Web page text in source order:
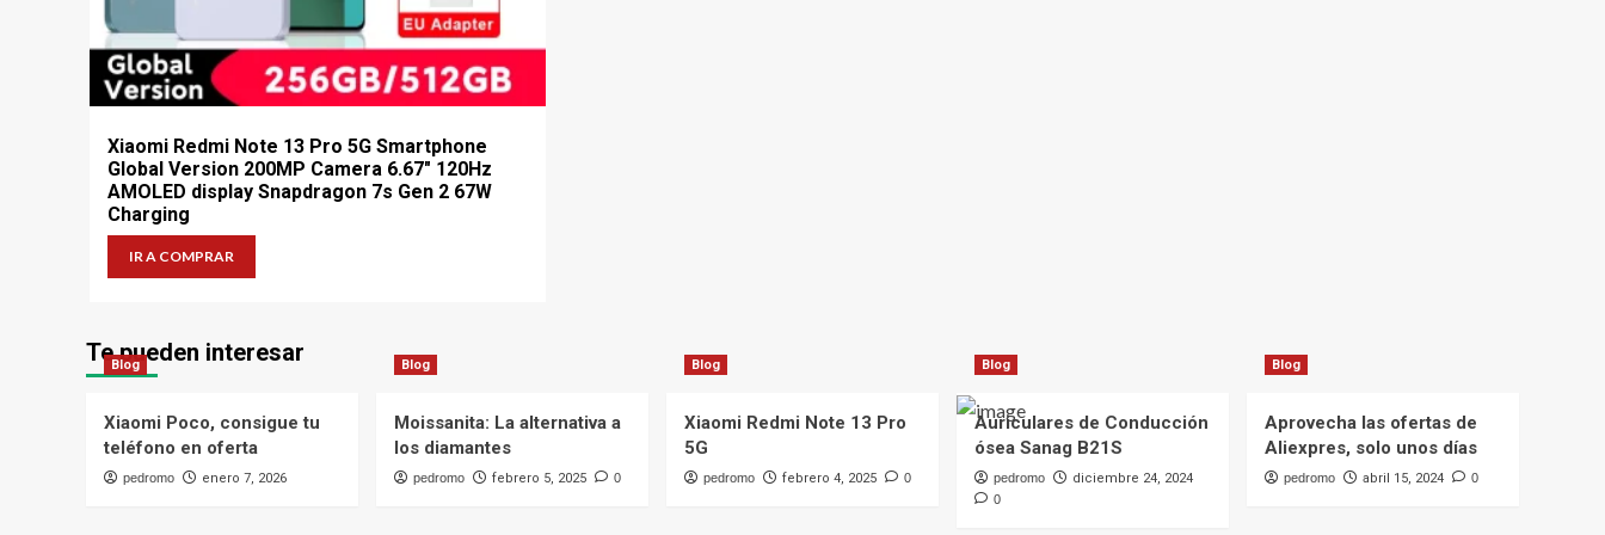
Xiaomi Redmi Note 13 Pro 5G Smartphone
Global Version 200MP Camera 6.67″ 120Hz
AMOLED display Snapdragon 7s Gen 2 67W
Charging
IR A COMPRAR
Te pueden interesar
Blog
Xiaomi Poco, consigue tu
teléfono en oferta
pedromo enero 7, 2026
Blog
Moissanita: La alternativa a
los diamantes
pedromo febrero 5, 2025 0
Blog
Xiaomi Redmi Note 13 Pro
5G
pedromo febrero 4, 2025 0
Blog
Auriculares de Conducción
ósea Sanag B21S
pedromo diciembre 24, 2024
0
Blog
Aprovecha las ofertas de
Aliexpres, solo unos días
pedromo abril 15, 2024 0